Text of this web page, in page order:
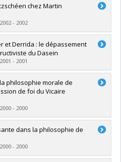
Papyrus
chez Martin
- 2002
Papyrus
et Derrida : le dépassement
du Dasein
- 2001
Papyrus
philosophie morale de
de foi du Vicaire
- 2000
Papyrus
dans la philosophie de
- 2000